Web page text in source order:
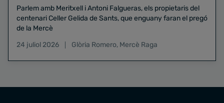
Parlem amb Meritxell i Antoni Falgueras, els propietaris del
centenari Celler Gelida de Sants, que enguany faran el pregó
de la Mercè
24 juliol 2026
Glòria Romero, Mercè Raga